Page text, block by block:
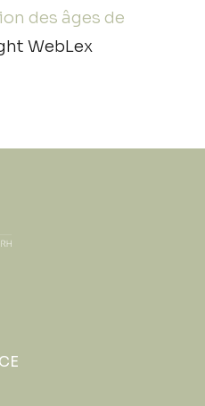
des âges de
WebLex